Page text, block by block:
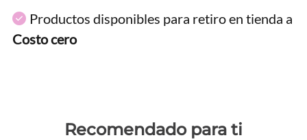
Productos disponibles para retiro en tienda a
Costo cero
Recomendado para ti